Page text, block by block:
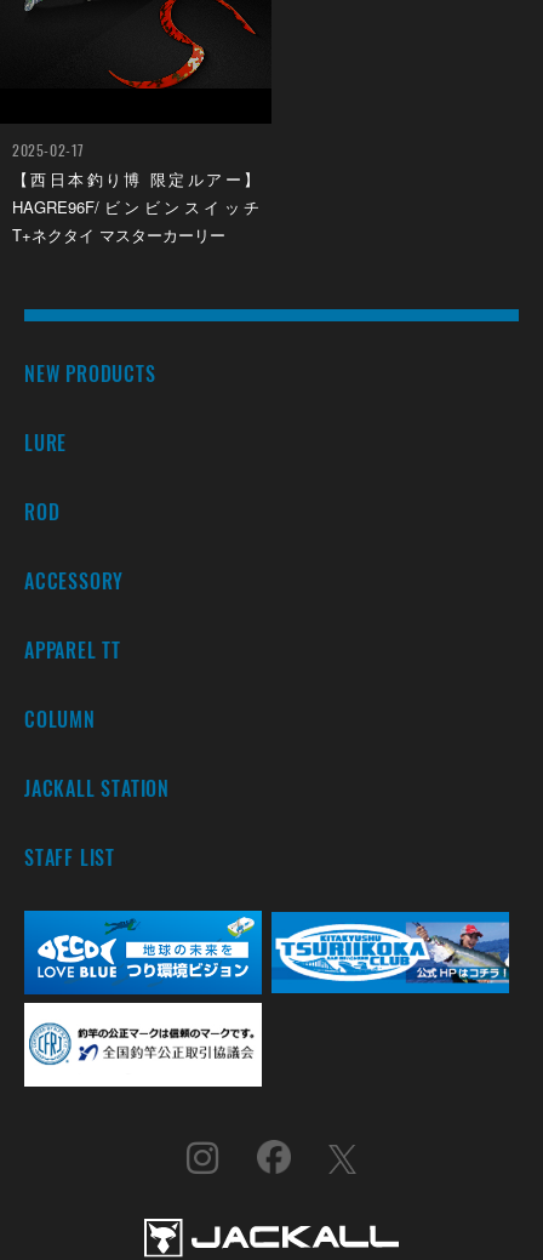
2025-02-17
【西日本釣り博 限定ルアー】
HAGRE96F/ビンビンスイッチ
T+ネクタイ マスターカーリー
NEW PRODUCTS
LURE
ROD
ACCESSORY
APPAREL TT
COLUMN
JACKALL STATION
STAFF LIST